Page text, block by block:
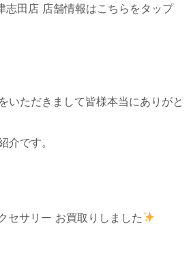
志田店 店舗情報はこちらをタップ
いただきまして皆様本当にありがと
介です。
セサリー お買取りしました